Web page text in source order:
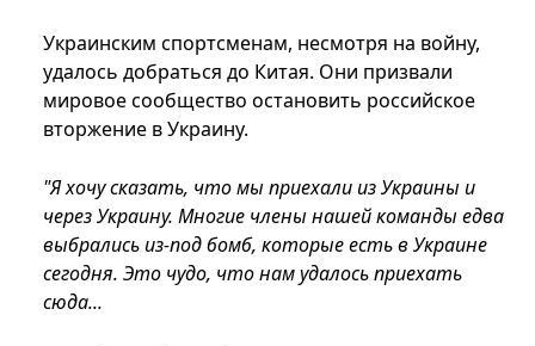
Украинским спортсменам, несмотря на войну,
удалось добраться до Китая. Они призвали
мировое сообщество остановить российское
вторжение в Украину.
"Я хочу сказать, что мы приехали из Украины и
через Украину. Многие члены нашей команды едва
выбрались из-под бомб, которые есть в Украине
сегодня. Это чудо, что нам удалось приехать
сюда...